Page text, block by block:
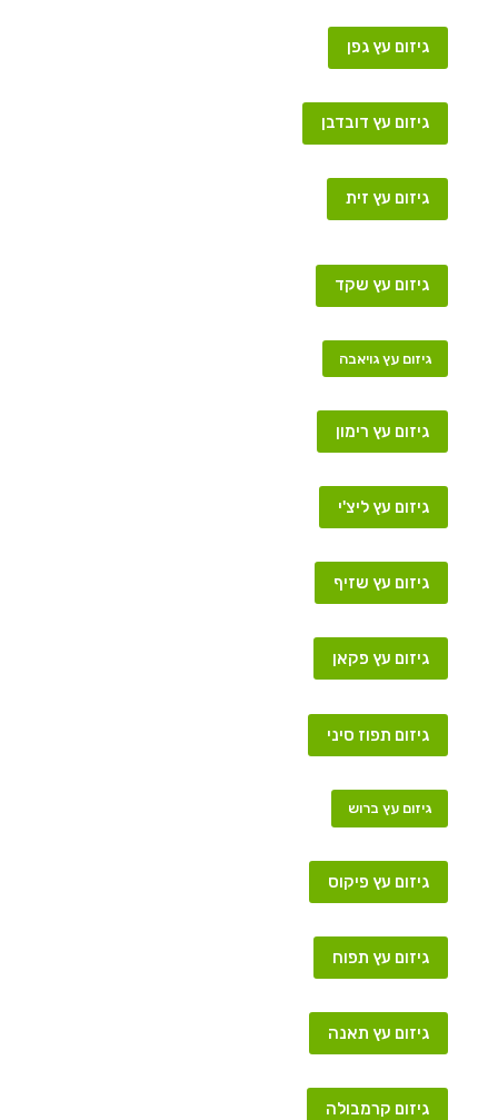
גיזום עץ גפן
גיזום עץ דובדבן
גיזום עץ זית
גיזום עץ שקד
גיזום עץ גויאבה
גיזום עץ רימון
גיזום עץ ליצ'י
גיזום עץ שזיף
גיזום עץ פקאן
גיזום תפוז סיני
גיזום עץ ברוש
גיזום עץ פיקוס
גיזום עץ תפוח
גיזום עץ תאנה
גיזום קרמבולה